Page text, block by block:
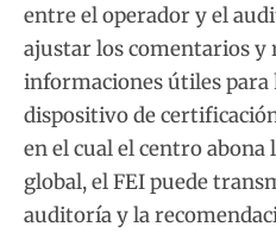
entre el operador y el
ajustar los comentarios y
informaciones útiles para
dispositivo de
en el cual el centro
global, el FEI puede
auditoría y la